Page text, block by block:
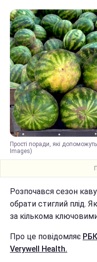
Прості поради, які
Images)
Розпочався сезон
обрати стиглий плід.
за кількома
Про це повідомляє
Verywell Нealth.